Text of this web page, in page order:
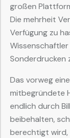
großen
Die mehrheit
Verfügung zu
Sonderdrucken
Das vorweg
mitbegründete
endlich durch
beibehalten,
berechtigt wird,